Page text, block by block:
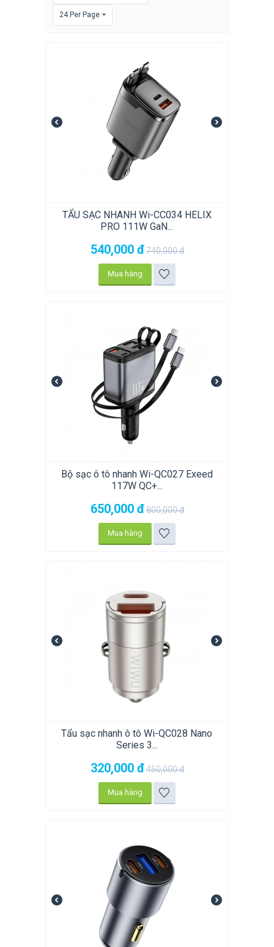
24 Per Page
TẨU SẠC NHANH Wi-CC034 HELIX
PRO 111W GaN...
540,000 đ740,000đ
Mua hàng
Bộ sạc ô tô nhanh Wi-QC027 Exeed
117W QC+...
650,000 đ800,000đ
Mua hàng
Tẩu sạc nhanh ô tô Wi-QC028 Nano
Series 3...
320,000 đ450,000đ
Mua hàng